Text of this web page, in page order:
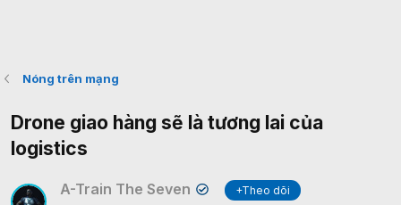
Nóng trên mạng
Drone giao hàng sẽ là tương lai của
logistics
A-Train The Seven ✔
+Theo dõi